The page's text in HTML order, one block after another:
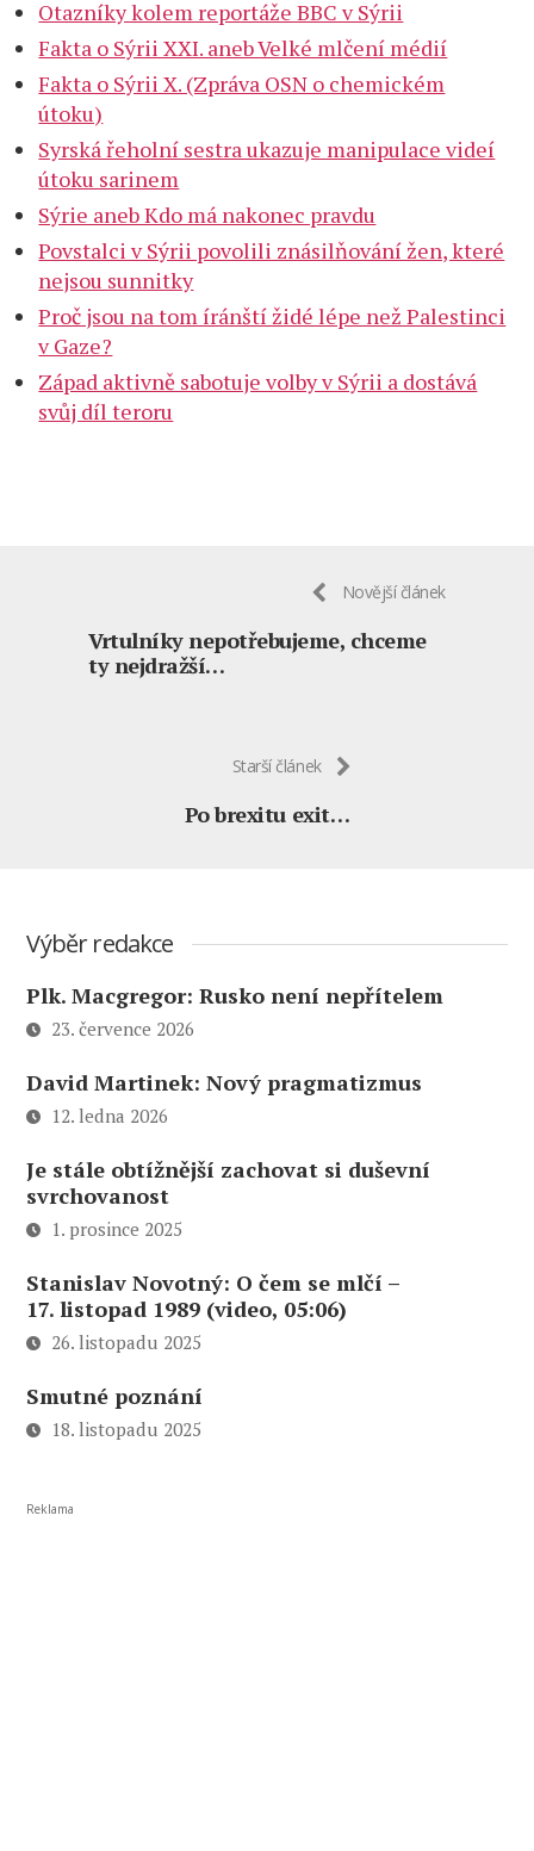
Otazníky kolem reportáže BBC v Sýrii
Fakta o Sýrii XXI. aneb Velké mlčení médií
Fakta o Sýrii X. (Zpráva OSN o chemickém
útoku)
Syrská řeholní sestra ukazuje manipulace videí
útoku sarinem
Sýrie aneb Kdo má nakonec pravdu
Povstalci v Sýrii povolili znásilňování žen, které
nejsou sunnitky
Proč jsou na tom íránští židé lépe než Palestinci
v Gaze?
Západ aktivně sabotuje volby v Sýrii a dostává
svůj díl teroru
Novější článek
Vrtulníky nepotřebujeme, chceme
ty nejdražší…
Starší článek
Po brexitu exit…
Výběr redakce
Plk. Macgregor: Rusko není nepřítelem
23. července 2026
David Martinek: Nový pragmatizmus
12. ledna 2026
Je stále obtížnější zachovat si duševní
svrchovanost
1. prosince 2025
Stanislav Novotný: O čem se mlčí –
17. listopad 1989 (video, 05:06)
26. listopadu 2025
Smutné poznání
18. listopadu 2025
Reklama